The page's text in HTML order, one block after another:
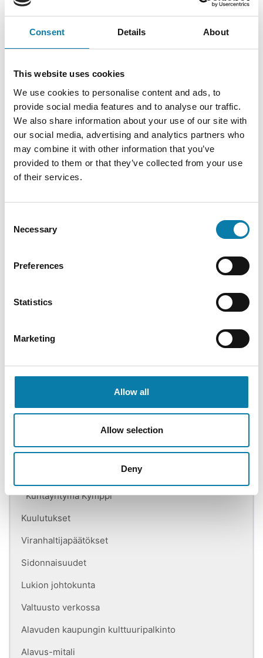
Consent Details About
This website uses cookies
We use cookies to personalise content and ads, to
provide social media features and to analyse our traffic.
We also share information about your use of our site with
our social media, advertising and analytics partners who
may combine it with other information that you’ve
provided to them or that they’ve collected from your use
of their services.
Selection
Necessary
Preferences
Statistics
Marketing
Allow all
Allow selection
Deny
Avaa
Luottamushenkilöorganisaatio
Kaupungin organisaatio
Alavus pähkinänkuoressa
Kaupunginvaltuusto
Elinvoimalautakunta
Ympäristölautakunta
Tarkastuslautakunta
Esityslistat ja pöytäkirjat
Kuntayhtymä Kymppi
Kuulutukset
Viranhaltijapäätökset
Sidonnaisuudet
Lukion johtokunta
Valtuusto verkossa
Alavuden kaupungin kulttuuripalkinto
Alavus-mitali